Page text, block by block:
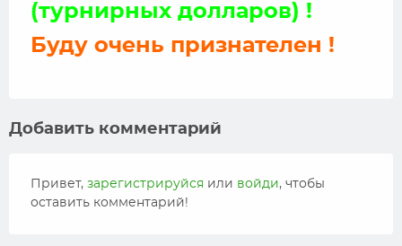
(турнирных долларов) !
Буду очень признателен !
Добавить комментарий
Привет, зарегистрируйся или войди, чтобы
оставить комментарий!